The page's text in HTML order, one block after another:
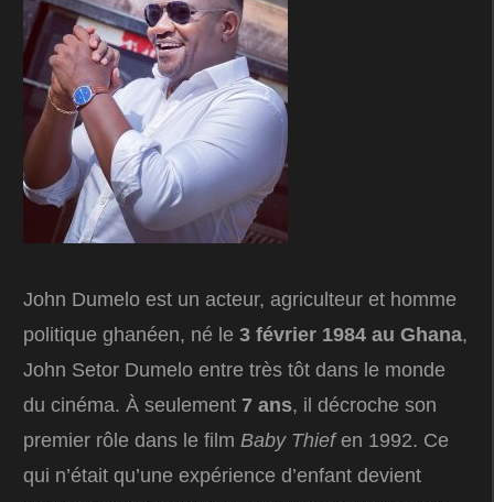
John Dumelo est un acteur, agriculteur et homme
politique ghanéen, né le 3 février 1984 au Ghana,
John Setor Dumelo entre très tôt dans le monde
du cinéma. À seulement 7 ans, il décroche son
premier rôle dans le film Baby Thiefen 1992. Ce
qui n’était qu’une expérience d’enfant devient